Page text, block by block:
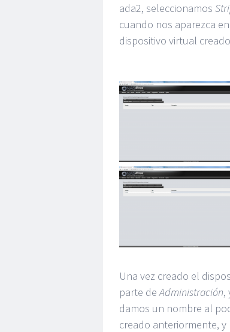
ada2, seleccionamos
cuando nos aparezca
dispositivo virtual
Una vez creado el
parte deAdministración,
damos un nombre al
creado anteriormente,